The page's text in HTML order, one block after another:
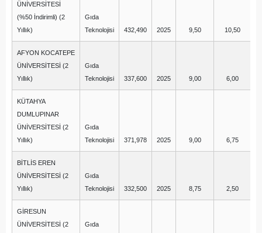
ÜNİVERSİTESİ
(%50 İndirimli) (2
Yıllık)
Gıda
Teknolojisi
432,490 2025 9,50 10,50
AFYON KOCATEPE
ÜNİVERSİTESİ (2
Yıllık)
Gıda
Teknolojisi
337,600 2025 9,00 6,00
KÜTAHYA
DUMLUPINAR
ÜNİVERSİTESİ (2
Yıllık)
Gıda
Teknolojisi
371,978 2025 9,00 6,75
BİTLİS EREN
ÜNİVERSİTESİ (2
Yıllık)
Gıda
Teknolojisi
332,500 2025 8,75 2,50
GİRESUN
ÜNİVERSİTESİ (2
Gıda